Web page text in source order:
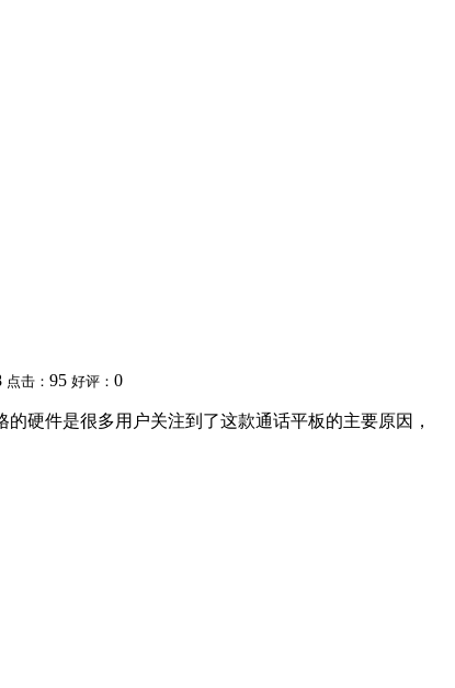
点击： 95 好评： 0
硬件是很多用户关注到了这款通话平板的主要原因，